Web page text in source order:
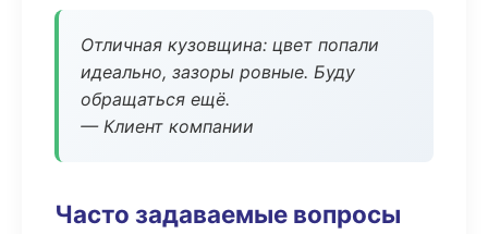
Отличная кузовщина: цвет попали
идеально, зазоры ровные. Буду
обращаться ещё.
— Клиент компании
Часто задаваемые вопросы